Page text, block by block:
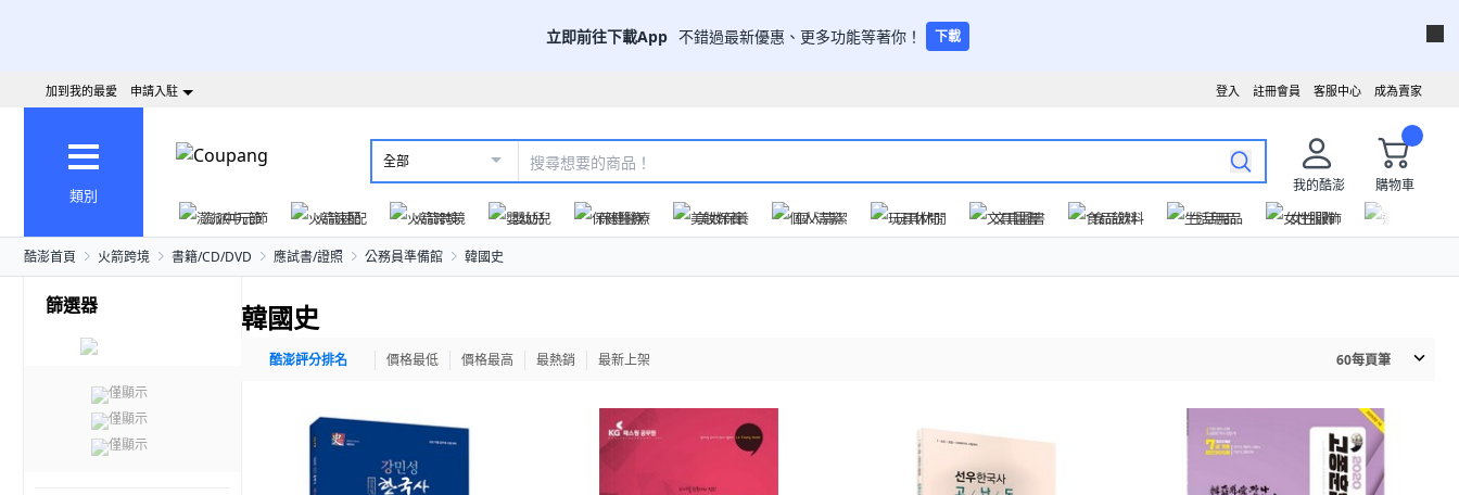
立即前往下載App 不錯過最新優惠、更多功能等著你！ 下載
成為賣家
客服中心
註冊會員
登入
加到我的最愛 申請入駐
類別
全部
我的酷澎
購物車
澎派中元節
火箭速配 火箭跨境 嬰幼兒 保健醫療 美妝保養 個人清潔 玩具休閒 文具圖書 食品飲料 生活用品 女性服飾
酷澎首頁 火箭跨境 書籍/CD/DVD 應試書/證照 公務員準備館 韓國史
篩選器
僅顯示
僅顯示
僅顯示
韓國史
酷澎評分排名 價格最低 價格最高 最熱銷 最新上架 60每頁筆